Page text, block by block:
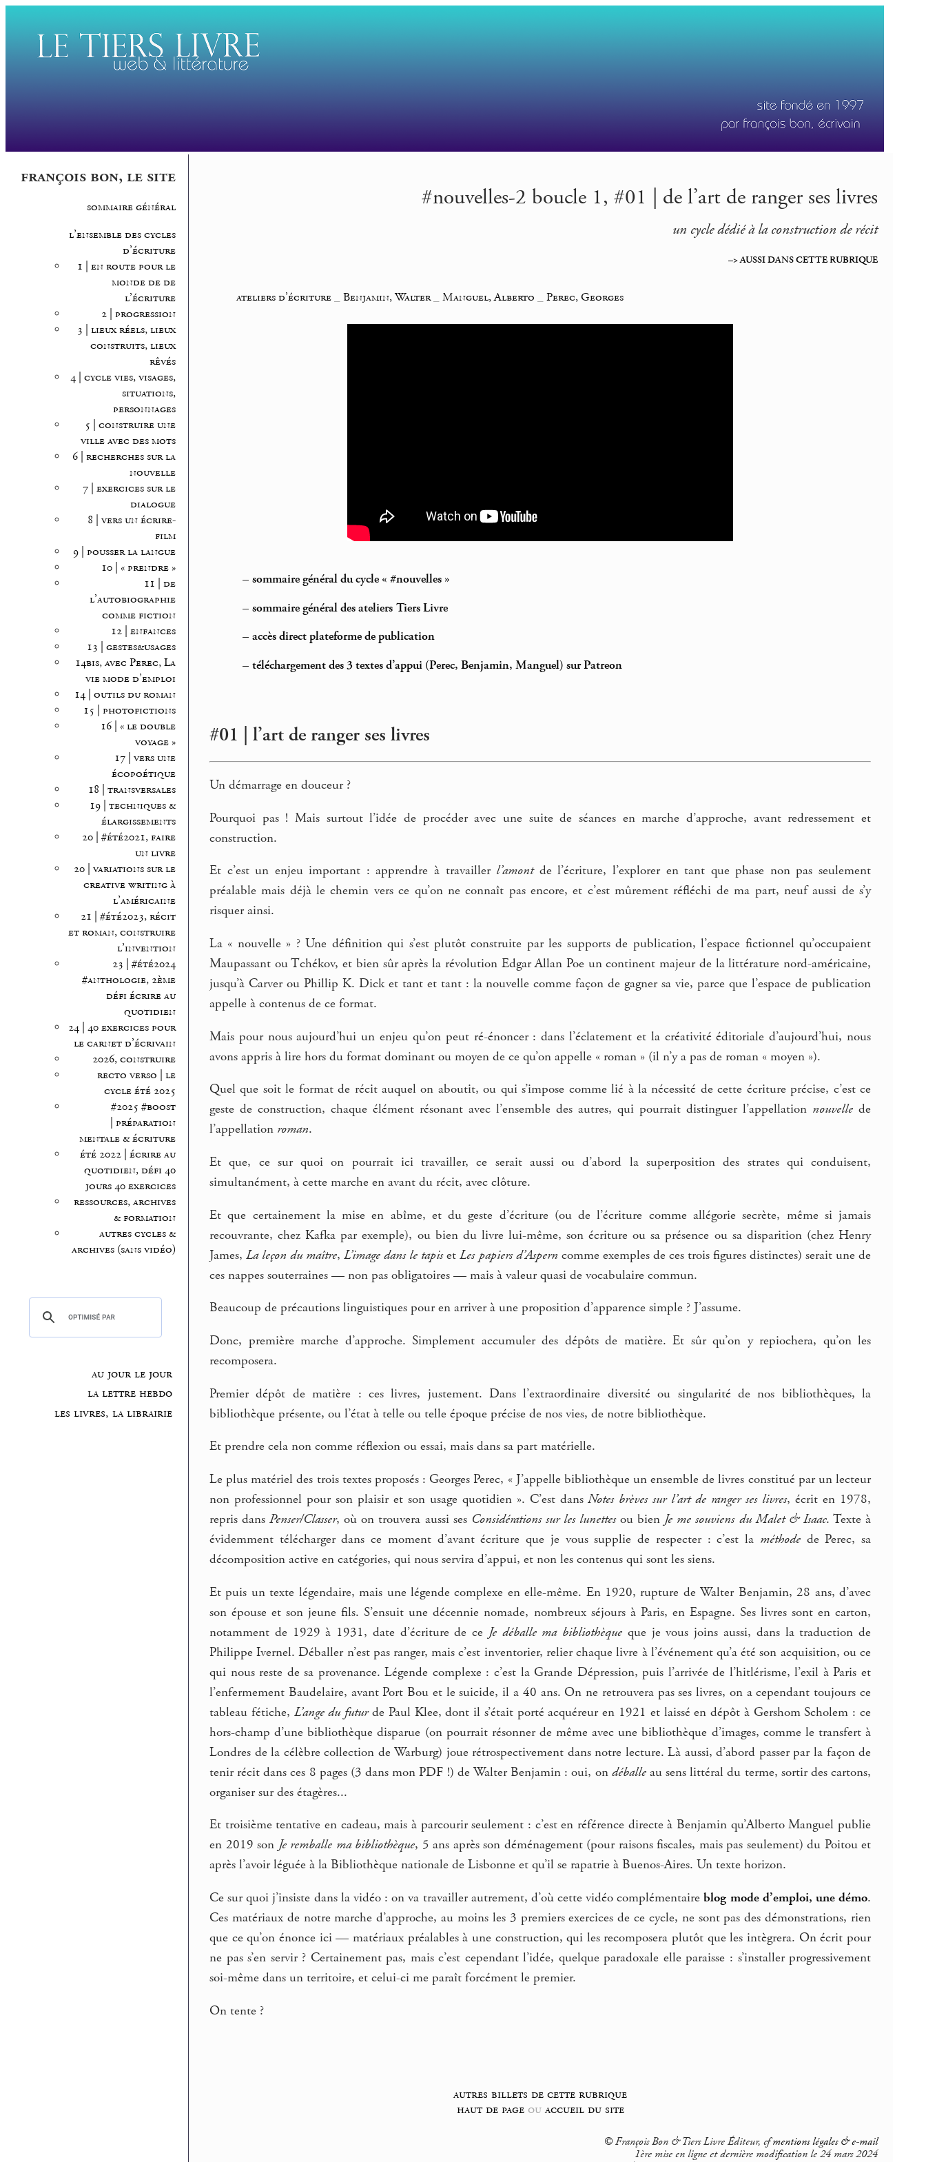
françois bon, le site
sommaire général
l’ensemble des cycles
d’écriture
1 | en route pour le
monde de de
l’écriture
2 | progression
3 | lieux réels, lieux
construits, lieux
rêvés
4 | cycle vies, visages,
situations,
personnages
5 | construire une
ville avec des mots
6 | recherches sur la
nouvelle
7 | exercices sur le
dialogue
8 | vers un écrire-
film
9 | pousser la langue
10 | « prendre »
11 | de
l’autobiographie
comme fiction
12 | enfances
13 | gestes&usages
14bis, avec Perec, La
vie mode d’emploi
14 | outils du roman
15 | photofictions
16 | « le double
voyage »
17 | vers une
écopoétique
18 | transversales
19 | techniques &
élargissements
20 | #été2021, faire
un livre
20 | variations sur le
creative writing à
l’américaine
21 | #été2023, récit
et roman, construire
l’invention
23 | #été2024
#anthologie, 2ème
défi écrire au
quotidien
24 | 40 exercices pour
le carnet d’écrivain
2026, construire
recto verso | le
cycle été 2025
#2025 #boost
| préparation
mentale & écriture
été 2022 | écrire au
quotidien, défi 40
jours 40 exercices
ressources, archives
& formation
autres cycles &
archives (sans vidéo)
au jour le jour
la lettre hebdo
les livres, la librairie
#nouvelles-2 boucle 1, #01 | de l’art de ranger ses livres
un cycle dédié à la construction de récit
–> AUSSI DANS CETTE RUBRIQUE
ateliers d’écriture _Benjamin, Walter _Manguel, Alberto _Perec, Georges
– sommaire général du cycle « #nouvelles »
– sommaire général des ateliers Tiers Livre
– accès direct plateforme de publication
– téléchargement des 3 textes d’appui (Perec, Benjamin, Manguel) sur Patreon
#01 | l’art de ranger ses livres
Un démarrage en douceur ?
Pourquoi pas ! Mais surtout l’idée de procéder avec une suite de séances en marche d’approche, avant redressement et
construction.
Et c’est un enjeu important : apprendre à travailler l’amontde l’écriture, l’explorer en tant que phase non pas seulement
préalable mais déjà le chemin vers ce qu’on ne connaît pas encore, et c’est mûrement réfléchi de ma part, neuf aussi de s’y
risquer ainsi.
La « nouvelle » ? Une définition qui s’est plutôt construite par les supports de publication, l’espace fictionnel qu’occupaient
Maupassant ou Tchékov, et bien sûr après la révolution Edgar Allan Poe un continent majeur de la littérature nord-américaine,
jusqu’à Carver ou Phillip K. Dick et tant et tant : la nouvelle comme façon de gagner sa vie, parce que l’espace de publication
appelle à contenus de ce format.
Mais pour nous aujourd’hui un enjeu qu’on peut ré-énoncer : dans l’éclatement et la créativité éditoriale d’aujourd’hui, nous
avons appris à lire hors du format dominant ou moyen de ce qu’on appelle « roman » (il n’y a pas de roman « moyen »).
Quel que soit le format de récit auquel on aboutit, ou qui s’impose comme lié à la nécessité de cette écriture précise, c’est ce
geste de construction, chaque élément résonant avec l’ensemble des autres, qui pourrait distinguer l’appellation nouvelle de
l’appellation roman.
Et que, ce sur quoi on pourrait ici travailler, ce serait aussi ou d’abord la superposition des strates qui conduisent,
simultanément, à cette marche en avant du récit, avec clôture.
Et que certainement la mise en abîme, et du geste d’écriture (ou de l’écriture comme allégorie secrète, même si jamais
recouvrante, chez Kafka par exemple), ou bien du livre lui-même, son écriture ou sa présence ou sa disparition (chez Henry
James,La leçon du maître,L’image dans le tapisetLes papiers d’Aspern comme exemples de ces trois figures distinctes) serait une de
ces nappes souterraines — non pas obligatoires — mais à valeur quasi de vocabulaire commun.
Beaucoup de précautions linguistiques pour en arriver à une proposition d’apparence simple ? J’assume.
Donc, première marche d’approche. Simplement accumuler des dépôts de matière. Et sûr qu’on y repiochera, qu’on les
recomposera.
Premier dépôt de matière : ces livres, justement. Dans l’extraordinaire diversité ou singularité de nos bibliothèques, la
bibliothèque présente, ou l’état à telle ou telle époque précise de nos vies, de notre bibliothèque.
Et prendre cela non comme réflexion ou essai, mais dans sa part matérielle.
Le plus matériel des trois textes proposés : Georges Perec, « J’appelle bibliothèque un ensemble de livres constitué par un lecteur
non professionnel pour son plaisir et son usage quotidien ». C’est dansNotes brèves sur l’art de ranger ses livres, écrit en 1978,
repris dansPenser/Classer, où on trouvera aussi ses Considérations sur les lunettesou bien Je me souviens du Malet & Isaac. Texte à
évidemment télécharger dans ce moment d’avant écriture que je vous supplie de respecter : c’est la méthodede Perec, sa
décomposition active en catégories, qui nous servira d’appui, et non les contenus qui sont les siens.
Et puis un texte légendaire, mais une légende complexe en elle-même. En 1920, rupture de Walter Benjamin, 28 ans, d’avec
son épouse et son jeune fils. S’ensuit une décennie nomade, nombreux séjours à Paris, en Espagne. Ses livres sont en carton,
notamment de 1929 à 1931, date d’écriture de ce Je déballe ma bibliothèque que je vous joins aussi, dans la traduction de
Philippe Ivernel. Déballer n’est pas ranger, mais c’est inventorier, relier chaque livre à l’événement qu’a été son acquisition, ou ce
qui nous reste de sa provenance. Légende complexe : c’est la Grande Dépression, puis l’arrivée de l’hitlérisme, l’exil à Paris et
l’enfermement Baudelaire, avant Port Bou et le suicide, il a 40 ans. On ne retrouvera pas ses livres, on a cependant toujours ce
tableau fétiche, L’ange du futurde Paul Klee, dont il s’était porté acquéreur en 1921 et laissé en dépôt à Gershom Scholem : ce
hors-champ d’une bibliothèque disparue (on pourrait résonner de même avec une bibliothèque d’images, comme le transfert à
Londres de la célèbre collection de Warburg) joue rétrospectivement dans notre lecture. Là aussi, d’abord passer par la façon de
tenir récit dans ces 8 pages (3 dans mon PDF !) de Walter Benjamin : oui, on déballeau sens littéral du terme, sortir des cartons,
organiser sur des étagères...
Et troisième tentative en cadeau, mais à parcourir seulement : c’est en référence directe à Benjamin qu’Alberto Manguel publie
en 2019 son Je remballe ma bibliothèque, 5 ans après son déménagement (pour raisons fiscales, mais pas seulement) du Poitou et
après l’avoir léguée à la Bibliothèque nationale de Lisbonne et qu’il se rapatrie à Buenos-Aires. Un texte horizon.
Ce sur quoi j’insiste dans la vidéo : on va travailler autrement, d’où cette vidéo complémentaireblog mode d’emploi, une démo.
Ces matériaux de notre marche d’approche, au moins les 3 premiers exercices de ce cycle, ne sont pas des démonstrations, rien
que ce qu’on énonce ici — matériaux préalables à une construction, qui les recomposera plutôt que les intègrera. On écrit pour
ne pas s’en servir ? Certainement pas, mais c’est cependant l’idée, quelque paradoxale elle paraisse : s’installer progressivement
soi-même dans un territoire, et celui-ci me paraît forcément le premier.
On tente ?
autres billets de cette rubrique
haut de pageouaccueil du site
© François Bon & Tiers Livre Éditeur, cfmentions légales & e-mail
1ère mise en ligne et dernière modification le 24 mars 2024